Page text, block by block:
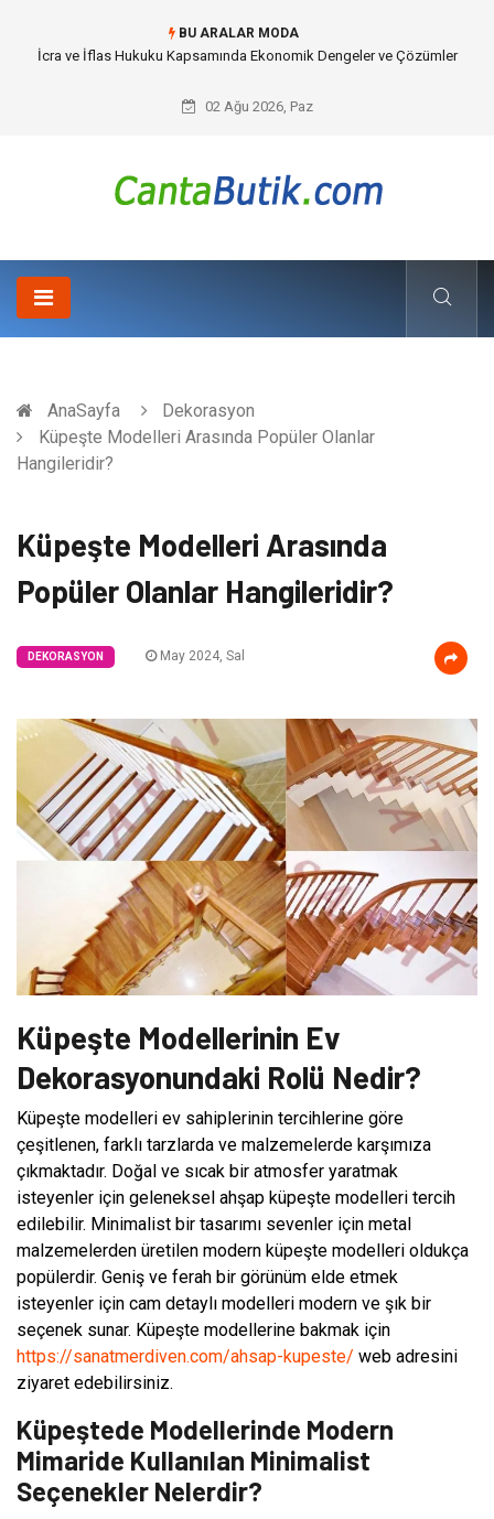
BU ARALAR MODA
Cybersecurity Solutions (Siber Güvenlik Çözümleri) ve Dijital Altyapıda
02 Ağu 2026, Paz
AnaSayfa
Dekorasyon
Küpeşte Modelleri Arasında Popüler Olanlar
Hangileridir?
Küpeşte Modelleri Arasında
Popüler Olanlar Hangileridir?
DEKORASYON May 2024, Sal
Küpeşte Modellerinin Ev
Dekorasyonundaki Rolü Nedir?
Küpeşte modelleri ev sahiplerinin tercihlerine göre
çeşitlenen, farklı tarzlarda ve malzemelerde karşımıza
çıkmaktadır. Doğal ve sıcak bir atmosfer yaratmak
isteyenler için geleneksel ahşap küpeşte modelleri tercih
edilebilir. Minimalist bir tasarımı sevenler için metal
malzemelerden üretilen modern küpeşte modelleri oldukça
popülerdir. Geniş ve ferah bir görünüm elde etmek
isteyenler için cam detaylı modelleri modern ve şık bir
seçenek sunar. Küpeşte modellerine bakmak için
https://sanatmerdiven.com/ahsap-kupeste/ web adresini
ziyaret edebilirsiniz.
Küpeştede Modellerinde Modern
Mimaride Kullanılan Minimalist
Seçenekler Nelerdir?